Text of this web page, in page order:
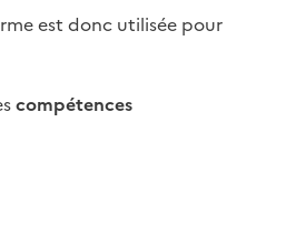
est donc utilisée pour
compétences